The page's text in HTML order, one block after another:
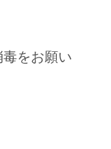
をお願い